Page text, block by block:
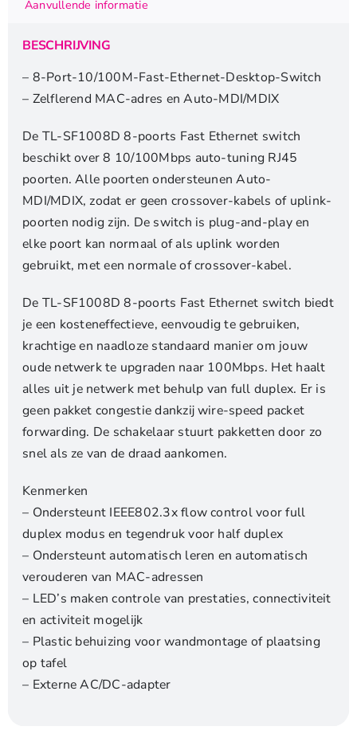
Unmanaged
aantal
Aanvullende informatie
BESCHRIJVING
– 8-Port-10/100M-Fast-Ethernet-Desktop-Switch
– Zelflerend MAC-adres en Auto-MDI/MDIX
De TL-SF1008D 8-poorts Fast Ethernet switch
beschikt over 8 10/100Mbps auto-tuning RJ45
poorten. Alle poorten ondersteunen Auto-
MDI/MDIX, zodat er geen crossover-kabels of uplink-
poorten nodig zijn. De switch is plug-and-play en
elke poort kan normaal of als uplink worden
gebruikt, met een normale of crossover-kabel.
De TL-SF1008D 8-poorts Fast Ethernet switch biedt
je een kosteneffectieve, eenvoudig te gebruiken,
krachtige en naadloze standaard manier om jouw
oude netwerk te upgraden naar 100Mbps. Het haalt
alles uit je netwerk met behulp van full duplex. Er is
geen pakket congestie dankzij wire-speed packet
forwarding. De schakelaar stuurt pakketten door zo
snel als ze van de draad aankomen.
Kenmerken
– Ondersteunt IEEE802.3x flow control voor full
duplex modus en tegendruk voor half duplex
– Ondersteunt automatisch leren en automatisch
verouderen van MAC-adressen
– LED’s maken controle van prestaties, connectiviteit
en activiteit mogelijk
– Plastic behuizing voor wandmontage of plaatsing
op tafel
– Externe AC/DC-adapter